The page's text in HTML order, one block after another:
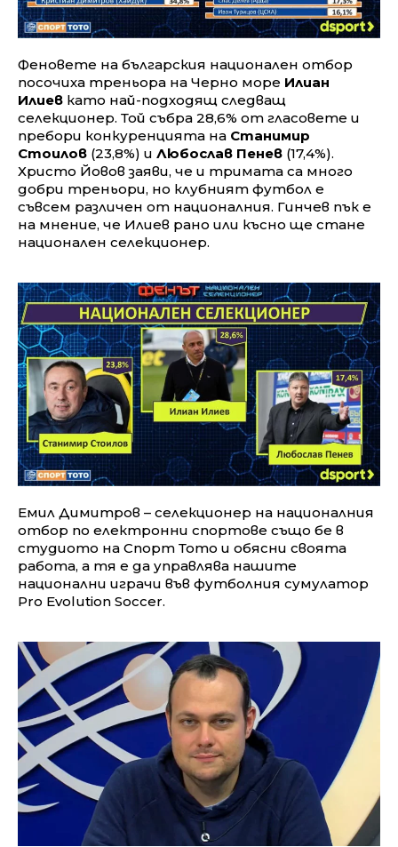
Феновете на българския национален отбор
посочиха треньора на Черно море Илиан
Илиев като най-подходящ следващ
селекционер. Той събра 28,6% от гласовете и
пребори конкуренцията на Станимир
Стоилов (23,8%) и Любослав Пенев (17,4%).
Христо Йовов заяви, че и тримата са много
добри треньори, но клубният футбол е
съвсем различен от националния. Гинчев пък е
на мнение, че Илиев рано или късно ще стане
национален селекционер.
Емил Димитров – селекционер на националния
отбор по електронни спортове също бе в
студиото на Спорт Тото и обясни своята
работа, а тя е да управлява нашите
национални играчи във футболния сумулатор
Pro Evolution Soccer.